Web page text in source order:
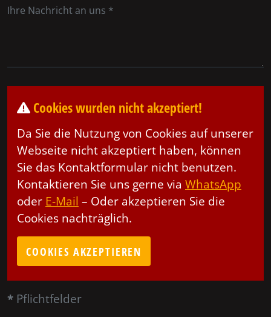
Cookies wurden nicht akzeptiert!
Da Sie die Nutzung von Cookies auf unserer
Webseite nicht akzeptiert haben, können
Sie das Kontaktformular nicht benutzen.
Kontaktieren Sie uns gerne via WhatsApp
oder E-Mail – Oder akzeptieren Sie die
Cookies nachträglich.
COOKIES AKZEPTIEREN
* Pflichtfelder